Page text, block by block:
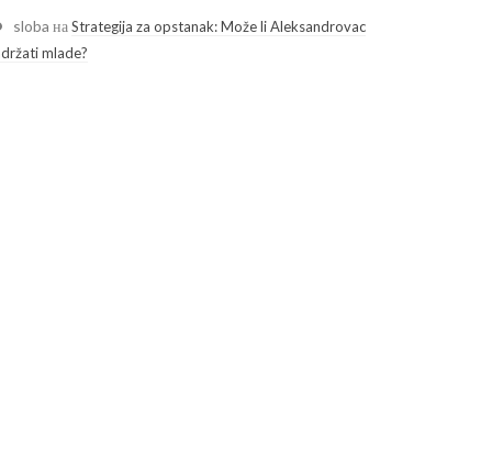
sloba наStrategija za opstanak: Može li Aleksandrovac
mlade?